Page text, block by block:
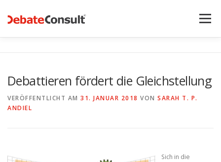
Inhalt
springen
Menü
TEAM
Debattieren fördert die Gleichstellung
VERÖFFENTLICHT AM 31. JANUAR 2018 VON SARAH T. P.
ANDIEL
Sich in die